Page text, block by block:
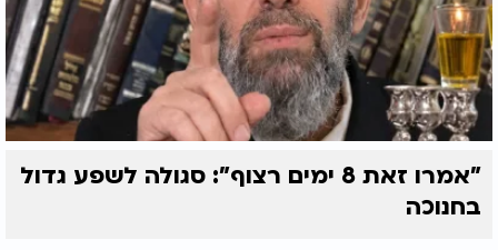
"אמרו זאת 8 ימים רצוף": סגולה לשפע גדול
בחנוכה